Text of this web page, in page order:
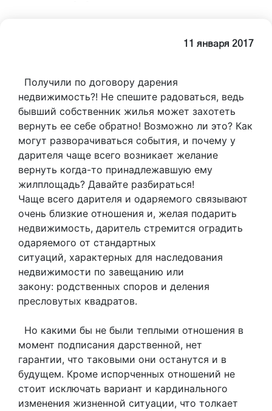
11 января 2017
Получили по договору дарения
недвижимость?! Не спешите радоваться, ведь
бывший собственник жилья может захотеть
вернуть ее себе обратно! Возможно ли это? Как
могут разворачиваться события, и почему у
дарителя чаще всего возникает желание
вернуть когда-то принадлежавшую ему
жилплощадь? Давайте разбираться!
Чаще всего дарителя и одаряемого связывают
очень близкие отношения и, желая подарить
недвижимость, даритель стремится оградить
одаряемого от стандартных
ситуаций, характерных для наследования
недвижимости по завещанию или
закону: родственных споров и деления
пресловутых квадратов.
Но какими бы не были теплыми отношения в
момент подписания дарственной, нет
гарантии, что таковыми они останутся и в
будущем. Кроме испорченных отношений не
стоит исключать вариант и кардинального
изменения жизненной ситуации, что толкает